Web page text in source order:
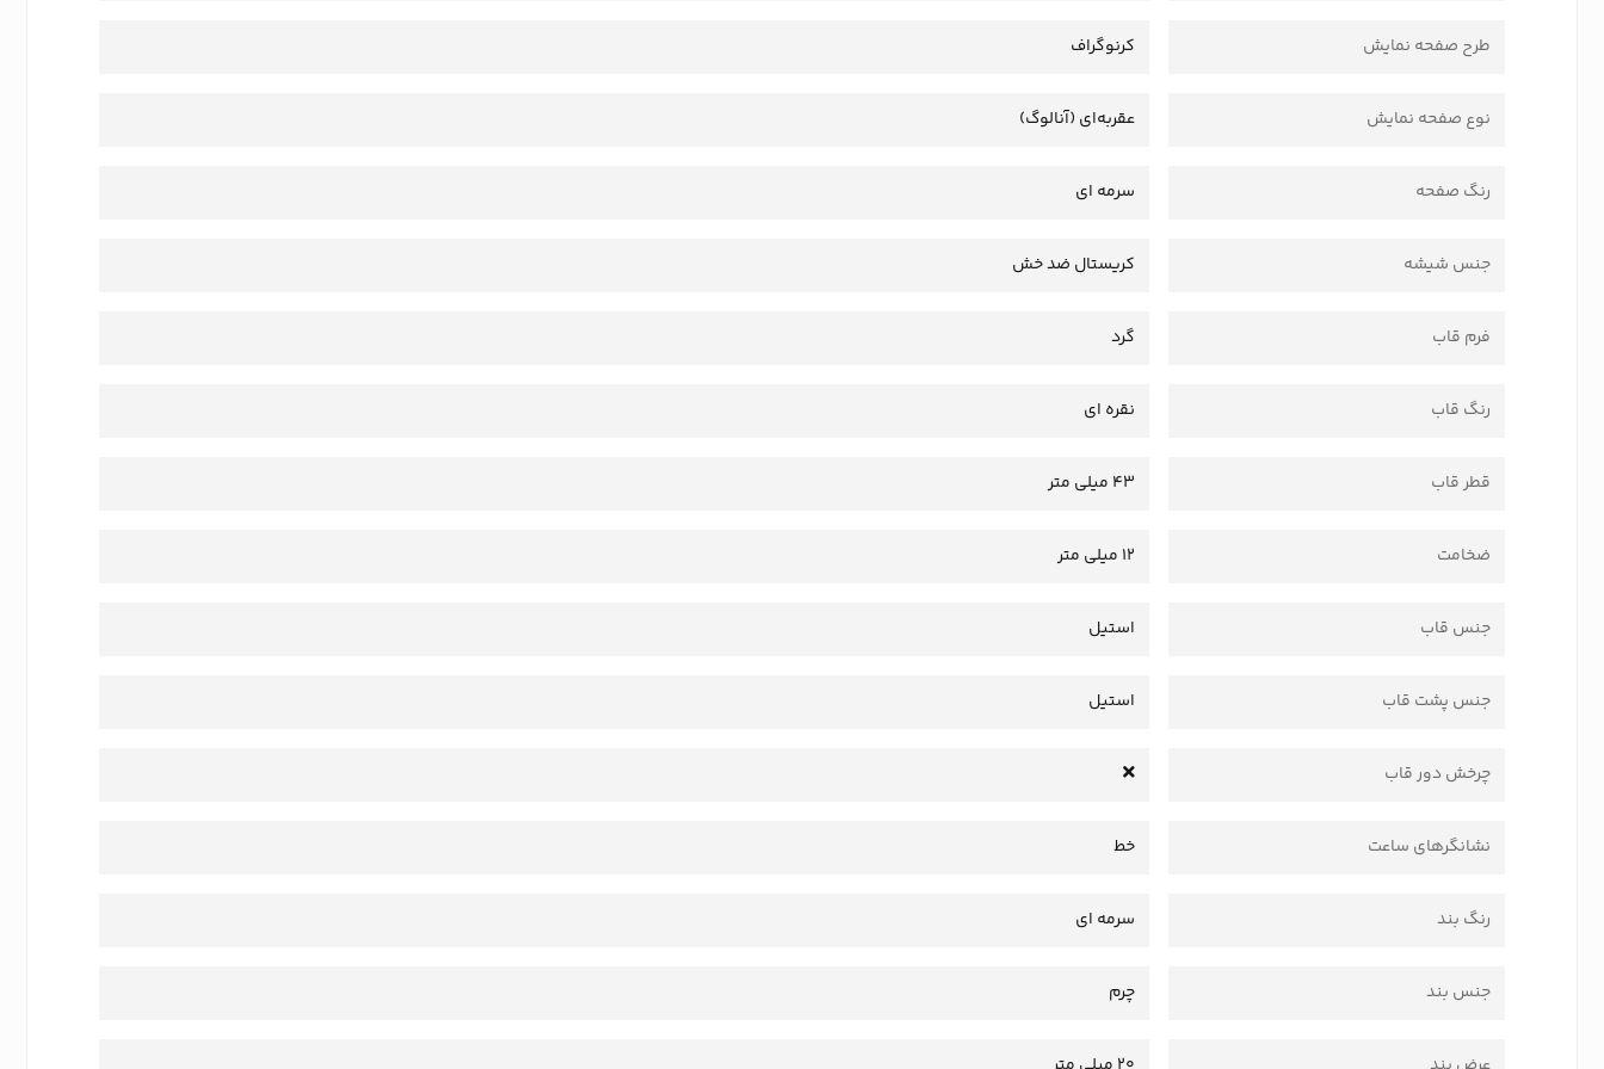
طرح صفحه نمایش کرنوگراف
نوع صفحه نمایش عقربه‌ای (آنالوگ)
رنگ صفحه سرمه ای
جنس شیشه کریستال ضد خش
فرم قاب گرد
رنگ قاب نقره ای
قطر قاب 43 میلی متر
ضخامت 12 میلی متر
جنس قاب استیل
جنس پشت قاب استیل
چرخش دور قاب
نشانگرهای ساعت خط
رنگ بند سرمه ای
جنس بند چرم